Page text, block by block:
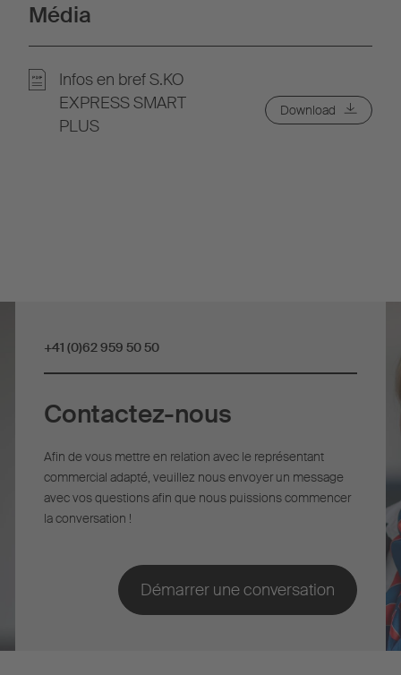
Média
Infos en bref S.KO
EXPRESS SMART
PLUS
Download
+41 (0)62 959 50 50
Contactez-nous
Afin de vous mettre en relation avec le représentant
commercial adapté, veuillez nous envoyer un message
avec vos questions afin que nous puissions commencer
la conversation !